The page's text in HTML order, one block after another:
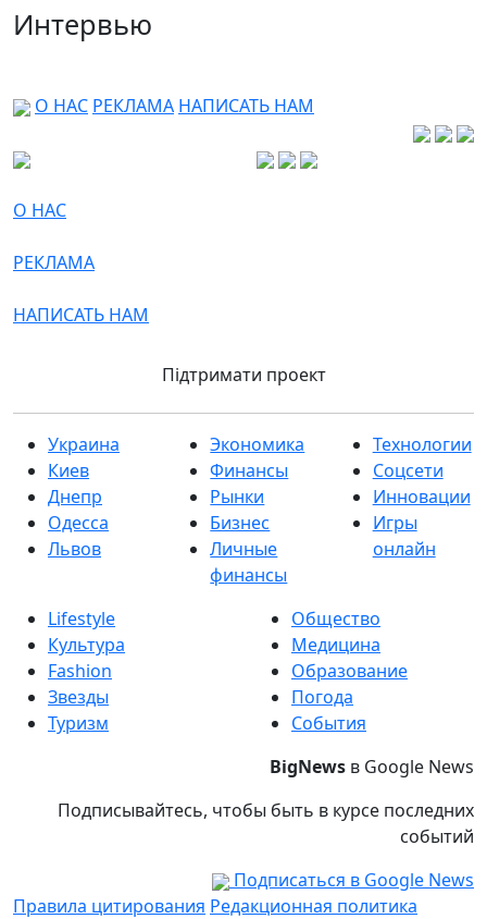
Интервью
О НАС РЕКЛАМА НАПИСАТЬ НАМ
О НАС
РЕКЛАМА
НАПИСАТЬ НАМ
Підтримати проект
Украина
Киев
Днепр
Одесса
Львов
Экономика
Финансы
Рынки
Бизнес
Личные
финансы
Технологии
Соцсети
Инновации
Игры
онлайн
Lifestyle
Культура
Fashion
Звезды
Туризм
Общество
Медицина
Образование
Погода
События
BigNews в Google News
Подписывайтесь, чтобы быть в курсе последних
событий
Подписаться в Google News
Правила цитирования Редакционная политика